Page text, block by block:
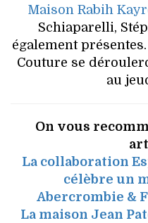
Maison Rabih
Schiaparelli,
également
Couture se
au
On vous
La collaboration
célèbre un
Abercrombie &
La maison Jean